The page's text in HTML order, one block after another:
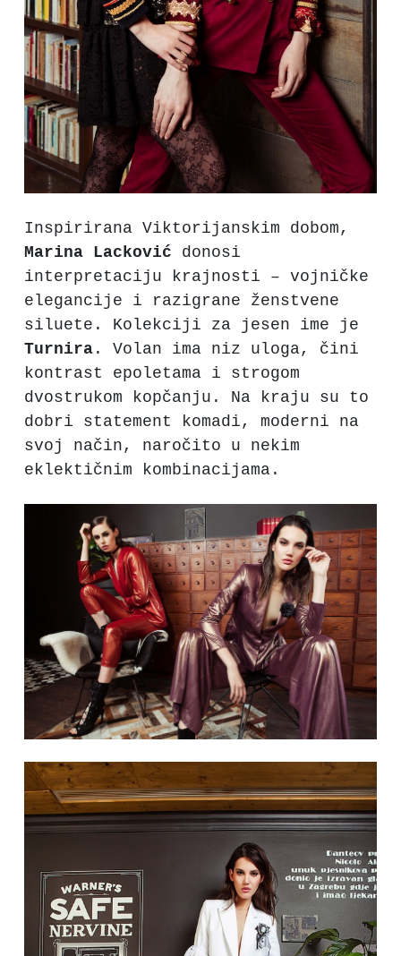
Inspirirana Viktorijanskim dobom,
Marina Lacković donosi
interpretaciju krajnosti – vojničke
elegancije i razigrane ženstvene
siluete. Kolekciji za jesen ime je
Turnira . Volan ima niz uloga, čini
kontrast epoletama i strogom
dvostrukom kopčanju. Na kraju su to
dobri statement komadi, moderni na
svoj način, naročito u nekim
eklektičnim kombinacijama.